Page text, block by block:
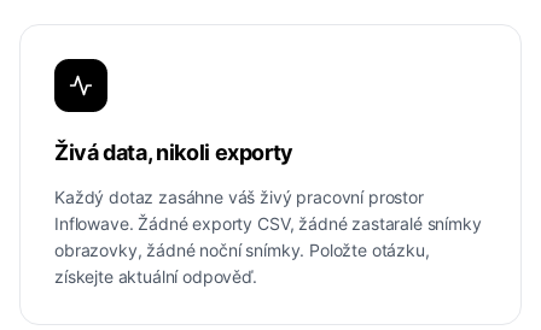
Živá data, nikoli exporty
Každý dotaz zasáhne váš živý pracovní prostor
Inflowave. Žádné exporty CSV, žádné zastaralé snímky
obrazovky, žádné noční snímky. Položte otázku,
získejte aktuální odpověď.